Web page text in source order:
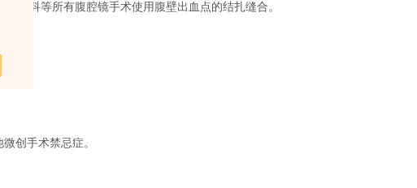
外科等所有腹腔镜手术使用腹壁出血点的结扎缝合。
创手术禁忌症。